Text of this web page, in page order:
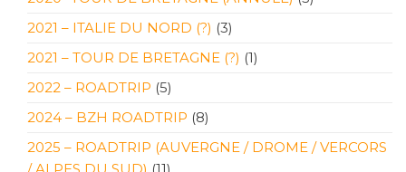
2021 – ITALIE DU NORD (?) (3)
2021 – TOUR DE BRETAGNE (?) (1)
2022 – ROADTRIP (5)
2024 – BZH ROADTRIP (8)
2025 – ROADTRIP (AUVERGNE / DROME / VERCORS